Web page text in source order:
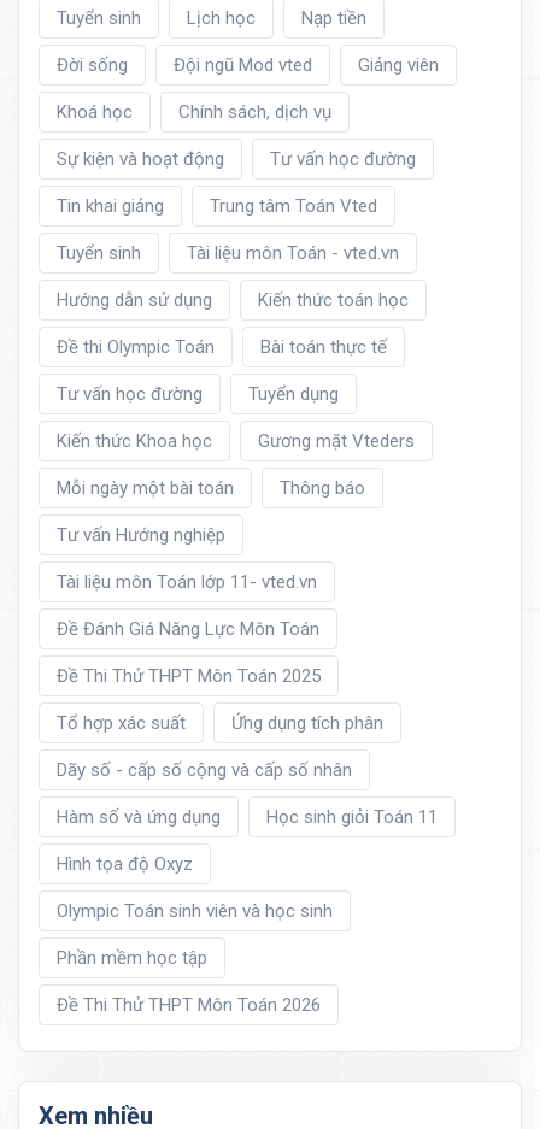
Tuyển sinh Lịch học Nạp tiền
Đời sống Đội ngũ Mod vted Giảng viên
Khoá học Chính sách, dịch vụ
Sự kiện và hoạt động Tư vấn học đường
Tin khai giảng Trung tâm Toán Vted
Tuyển sinh Tài liệu môn Toán - vted.vn
Hướng dẫn sử dụng Kiến thức toán học
Đề thi Olympic Toán Bài toán thực tế
Tư vấn học đường Tuyển dụng
Kiến thức Khoa học Gương mặt Vteders
Mỗi ngày một bài toán Thông báo
Tư vấn Hướng nghiệp
Tài liệu môn Toán lớp 11- vted.vn
Đề Đánh Giá Năng Lực Môn Toán
Đề Thi Thử THPT Môn Toán 2025
Tổ hợp xác suất Ứng dụng tích phân
Dãy số - cấp số cộng và cấp số nhân
Hàm số và ứng dụng Học sinh giỏi Toán 11
Hình tọa độ Oxyz
Olympic Toán sinh viên và học sinh
Phần mềm học tập
Đề Thi Thử THPT Môn Toán 2026
Xem nhiều